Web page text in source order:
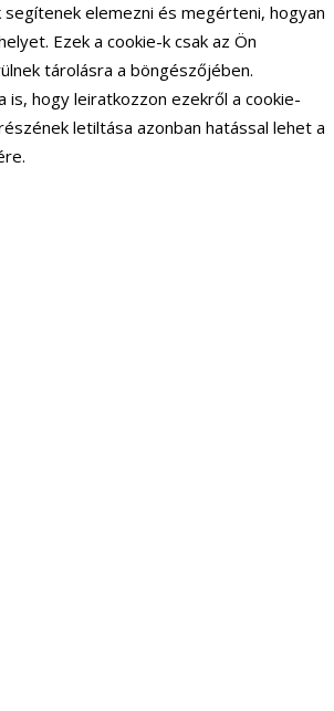
segítenek elemezni és megérteni, hogyan
Ezek a cookie-k csak az Ön
tárolásra a böngészőjében.
is, hogy leiratkozzon ezekről a cookie-
letiltása azonban hatással lehet a